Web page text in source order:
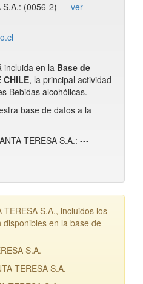
S.A.: (0056-2) --- ver
incluida en la Base de
CHILE, la principal actividad
Bebidas alcohólicas.
base de datos a la
TERESA S.A.: ---
S.A., incluidos los
en la base de
S.A.
TERESA S.A.